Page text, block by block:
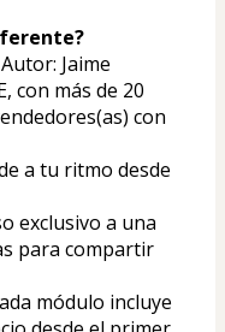
Jaime
con más de 20
con
a tu ritmo desde
exclusivo a una
para compartir
módulo incluye